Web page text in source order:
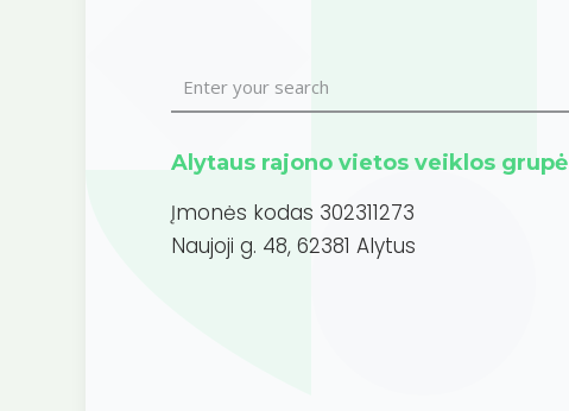
Alytaus rajono vietos veiklos grupė
Įmonės kodas 302311273
Naujoji g. 48, 62381 Alytus